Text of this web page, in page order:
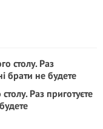
Раз приготуєте